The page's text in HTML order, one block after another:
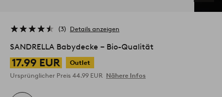
3 Details anzeigen
SANDRELLA Babydecke ‒ Bio-Qualität
17.99 EUR
Outlet
Ursprünglicher Preis 44.99 EUR Nähere Infos